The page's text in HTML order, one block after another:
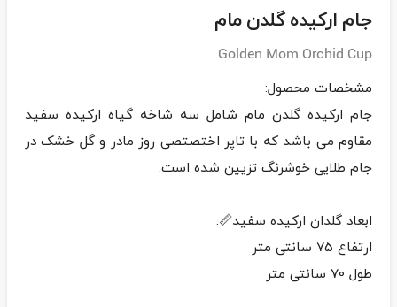
جام ارکیده گلدن مام
Golden Mom Orchid Cup
جام ارکیده گلدن مام شامل سه شاخه گیاه ارکیده سفید
مقاوم می باشد که با تاپر اختصتصی روز مادر و گل خشک در